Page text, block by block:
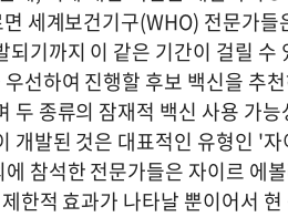
세계보건기구(WHO) 전문가
기까지 이 같은 기간이 걸릴 수
선하여 진행할 후보 백신을 추
두 종류의 잠재적 백신 사용 가
개발된 것은 대표적인 유형인 '
참석한 전문가들은 자이르 에
한적 효과가 나타날 뿐이어서